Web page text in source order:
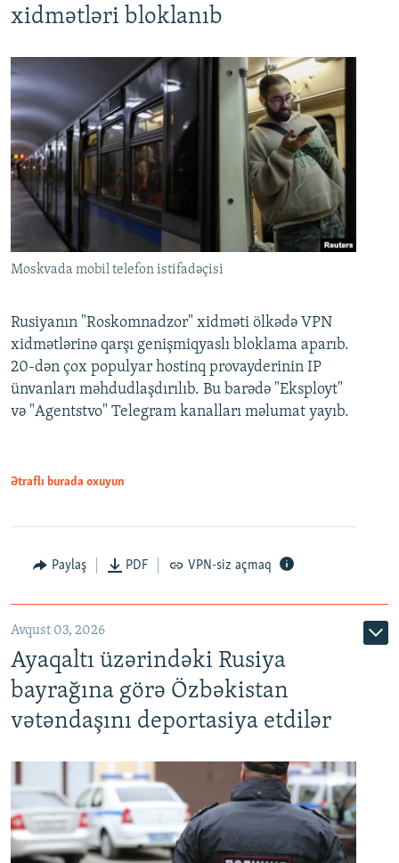
xidmətləri bloklanıb
Moskvada mobil telefon istifadəçisi
Rusiyanın "Roskomnadzor" xidməti ölkədə VPN
xidmətlərinə qarşı genişmiqyaslı bloklama aparıb.
20-dən çox populyar hostinq provayderinin IP
ünvanları məhdudlaşdırılıb. Bu barədə "Eksployt"
və "Agentstvo" Telegram kanalları məlumat yayıb.
Ətraflı burada oxuyun
Paylaş PDF VPN-siz açmaq
Avqust 03, 2026
Ayaqaltı üzərindəki Rusiya
bayrağına görə Özbəkistan
vətəndaşını deportasiya etdilər